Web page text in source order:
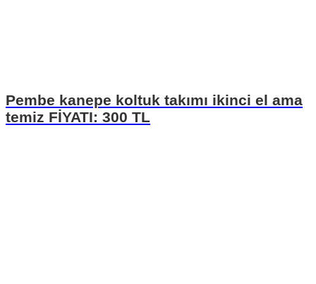
Pembe kanepe koltuk takımı ikinci el ama
temiz FİYATI: 300 TL